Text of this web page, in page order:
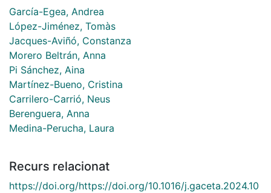
García-Egea, Andrea
López-Jiménez, Tomàs
Jacques-Aviñó, Constanza
Morero Beltrán, Anna
Pi Sánchez, Aina
Martínez-Bueno, Cristina
Carrilero-Carrió, Neus
Berenguera, Anna
Medina-Perucha, Laura
Recurs relacionat
https://doi.org/https://doi.org/10.1016/j.gaceta.2024.10